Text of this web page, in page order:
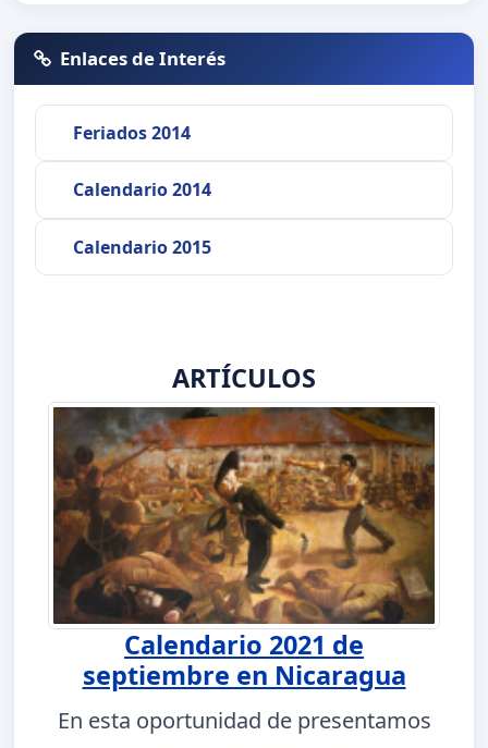
Enlaces de Interés
Feriados 2014
Calendario 2014
Calendario 2015
ARTÍCULOS
Calendario 2021 de
septiembre en Nicaragua
En esta oportunidad de presentamos